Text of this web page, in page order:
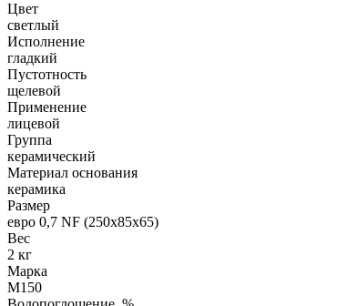
Цвет
светлый
Исполнение
гладкий
Пустотность
щелевой
Применение
лицевой
Группа
керамический
Материал основания
керамика
Размер
евро 0,7 NF (250х85х65)
Вес
2 кг
Марка
М150